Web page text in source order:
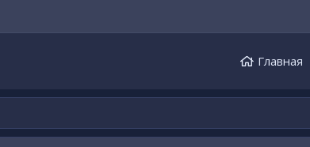
Главная